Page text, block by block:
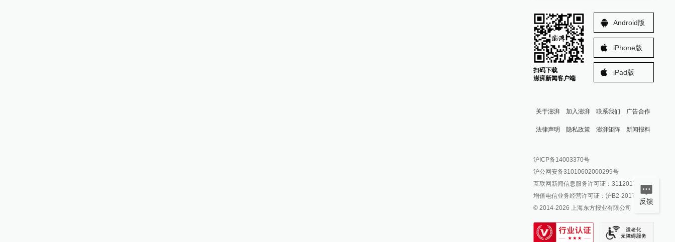
扫码下载
澎湃新闻客户端
Android版
iPhone版
iPad版
关于澎湃 加入澎湃 联系我们 广告合作
法律声明 隐私政策 澎湃矩阵
澎湃新闻公众号
澎湃新闻抖音号
派生万物开放平台
IP SHANGHAI
SIXTH TONE
新闻报料
报料邮箱: news@thepaper.cn
沪ICP备14003370号
沪公网安备31010602000299号
互联网新闻信息服务许可证：31120170006
增值电信业务经营许可证：沪B2-2017116
© 2014-2026 上海东方报业有限公司
反馈